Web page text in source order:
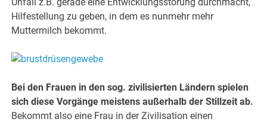
Hilfestellung zu geben, in dem es nunmehr mehr
Muttermilch bekommt.
Bei den Frauen in den sog. zivilisierten Ländern spielen
sich diese Vorgänge meistens außerhalb der Stillzeit ab.
Bekommt also eine Frau in der Zivilisation einen